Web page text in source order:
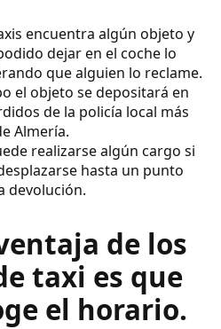
encuentra algún objeto y
dejar en el coche lo
que alguien lo reclame.
el objeto se depositará en
de la policía local más
Almería.
realizarse algún cargo si
hasta un punto
devolución.
de los
taxi es que
el horario.